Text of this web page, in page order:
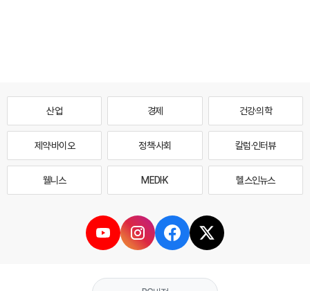
산업 경제 건강·의학
제약·바이오 정책·사회 칼럼·인터뷰
웰니스 MEDI·K 헬스인뉴스